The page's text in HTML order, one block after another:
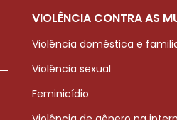
VIOLÊNCIA CONTRA AS
Violência doméstica e
Violência sexual
Feminicídio